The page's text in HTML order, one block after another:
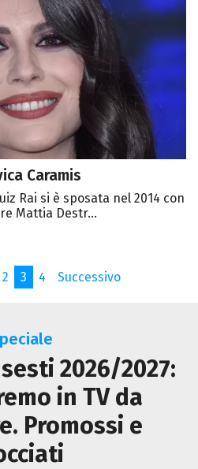
Caramis
Rai si è sposata nel 2014 con
Mattia Destr...
2 3 4 Successivo
2026/2027:
in TV da
Promossi e